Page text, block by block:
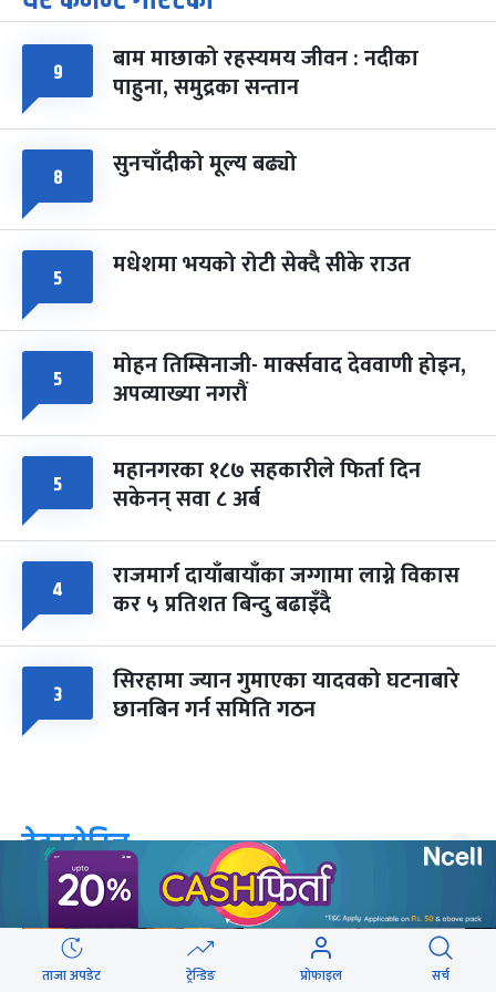
आइत चैत्र ७, २०८३-Mar 21, 2027
८
सोम
फागुपूर्णिमा
चैत्र ८, २०८३-Mar 22, 2027
७ महिना बाँकी
९ बाम माछाको रहस्यमय जीवन : नदीका
पाहुना, समुद्रका सन्तान
८ सुनचाँदीको मूल्य बढ्यो
५ मधेशमा भयको रोटी सेक्दै सीके राउत
५ मोहन तिम्सिनाजी- मार्क्सवाद देववाणी होइन,
अपव्याख्या नगरौं
५ महानगरका १८७ सहकारीले फिर्ता दिन
सकेनन् सवा ८ अर्ब
४ राजमार्ग दायाँबायाँका जग्गामा लाग्ने विकास
कर ५ प्रतिशत बिन्दु बढाइँदै
३ सिरहामा ज्यान गुमाएका यादवको घटनाबारे
छानबिन गर्न समिति गठन
वेबस्टोरिज
ताजा अपडेट ट्रेन्डिङ प्रोफाइल सर्च